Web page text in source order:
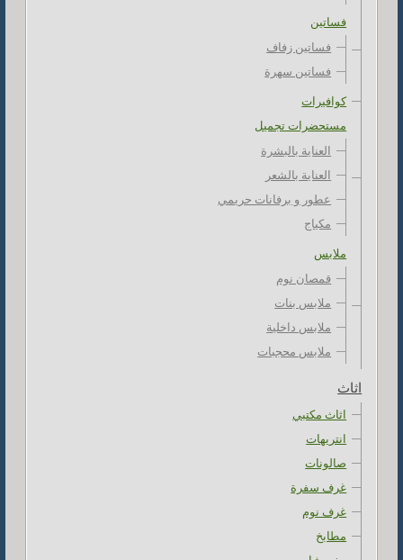
فساتين
فساتين زفاف
فساتين سهرة
كوافيرات
مستحضرات تجميل
العناية بالبشرة
العناية بالشعر
عطور و برفانات حريمي
مكياج
ملابس
قمصان نوم
ملابس بنات
ملابس داخلية
ملابس محجبات
اثاث
اثاث مكتبي
انتريهات
صالونات
غرف سفرة
غرف نوم
مطابخ